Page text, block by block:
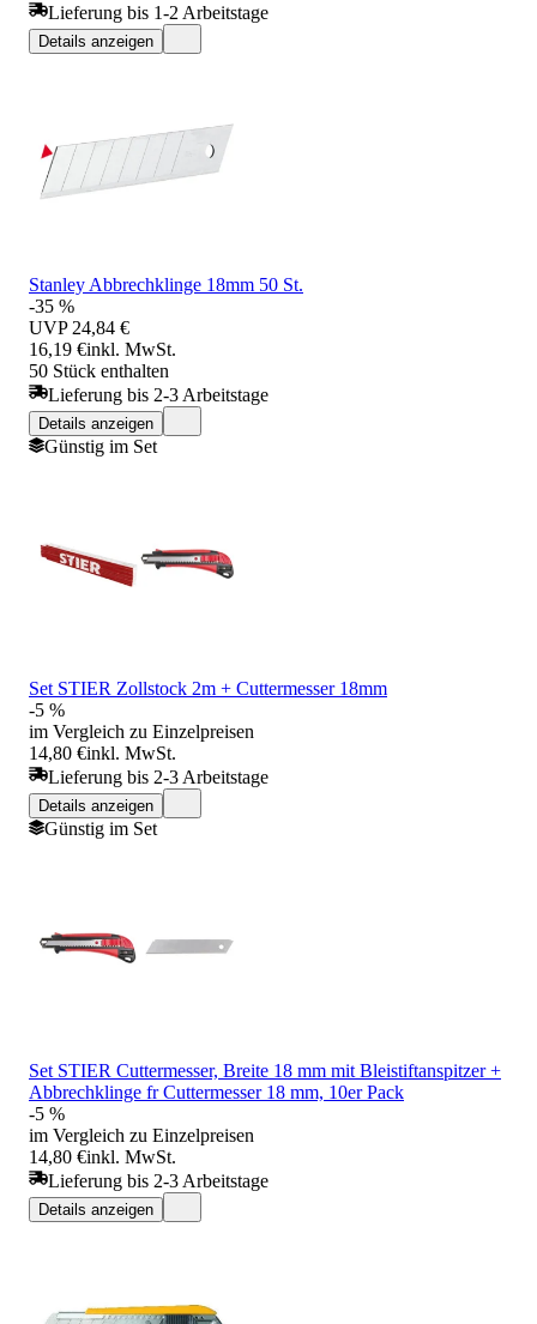
Lieferung bis 1-2 Arbeitstage
Details anzeigen
Stanley Abbrechklinge 18mm 50 St.
-35 %
UVP 24,84 €
16,19 €inkl. MwSt.
50 Stück enthalten
Lieferung bis 2-3 Arbeitstage
Details anzeigen
Günstig im Set
Set STIER Zollstock 2m + Cuttermesser 18mm
-5 %
im Vergleich zu Einzelpreisen
14,80 €inkl. MwSt.
Lieferung bis 2-3 Arbeitstage
Details anzeigen
Günstig im Set
Set STIER Cuttermesser, Breite 18 mm mit Bleistiftanspitzer +
Abbrechklinge fr Cuttermesser 18 mm, 10er Pack
-5 %
im Vergleich zu Einzelpreisen
14,80 €inkl. MwSt.
Lieferung bis 2-3 Arbeitstage
Details anzeigen